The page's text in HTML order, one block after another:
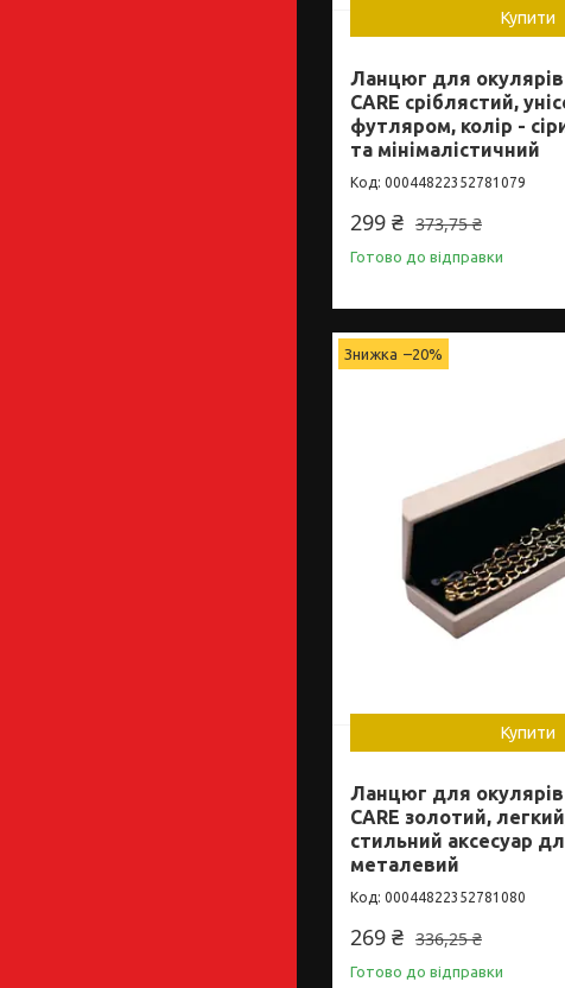
Купити
Ланцюг для окулярів
CARE сріблястий,
футляром, колір -
та мінімалістичний
00044822352781079
373,75 ₴
299 ₴
Готово до відправки
–20%
Купити
Ланцюг для окулярів
CARE золотий,
стильний аксесуар
металевий
00044822352781080
336,25 ₴
269 ₴
Готово до відправки